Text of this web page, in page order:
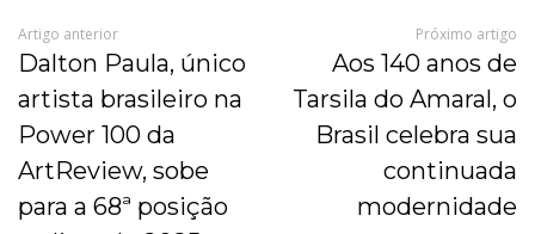
Artigo anterior
Dalton Paula, único
artista brasileiro na
Power 100 da
ArtReview, sobe
para a 68ª posição
Próximo artigo
Aos 140 anos de
Tarsila do Amaral, o
Brasil celebra sua
continuada
modernidade